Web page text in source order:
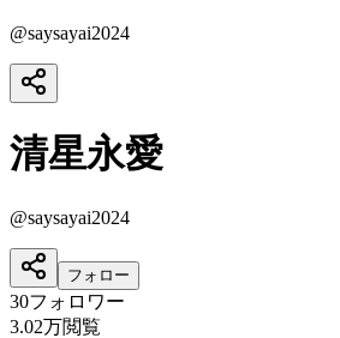
@saysayai2024
清星永愛
@saysayai2024
フォロー
30フォロワー
3.02万閲覧